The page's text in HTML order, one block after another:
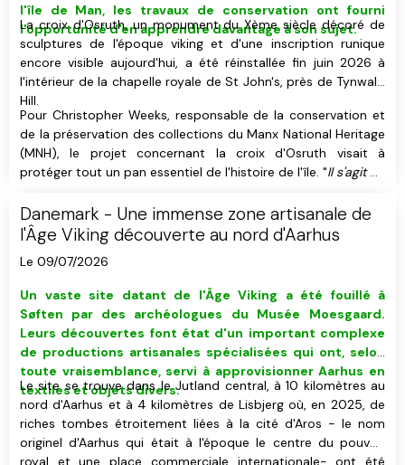
l'île de Man,
les travaux de conservation ont fourni
l'opportunité d'en apprendre davantage à son sujet.
La croix d'Osruth, un monument du Xème siècle décoré de
sculptures de l'époque viking et d'une inscription runique
encore visible aujourd'hui, a été réinstallée fin juin 2026 à
l'intérieur de la chapelle royale de St John's, près de Tynwald
Hill.
Pour Christopher Weeks, responsable de la conservation et
de la préservation des collections du Manx National Heritage
(MNH), le projet concernant la croix d'Osruth visait à
protéger tout un pan essentiel de l'histoire de l'île. "Il s'agit de
que nous possédons.", a-t-il déclaré.
Danemark - Une immense zone artisanale de
l'Âge Viking découverte au nord d'Aarhus
Le 09/07/2026
Un vaste site datant de l'Âge Viking a été fouillé à
Søften par des archéologues du Musée Moesgaard.
Leurs découvertes font état d'un important complexe
de productions artisanales spécialisées qui ont, selon
toute vraisemblance, servi à approvisionner Aarhus en
textiles et objets divers.
Le site se trouve dans le Jutland central, à 10 kilomètres au
nord d'Aarhus et à 4 kilomètres de Lisbjerg où, en 2025, de
riches tombes étroitement liées à la cité d'Aros - le nom
originel d'Aarhus qui était à l'époque le centre du pouvoir
royal et une place commerciale internationale- ont été